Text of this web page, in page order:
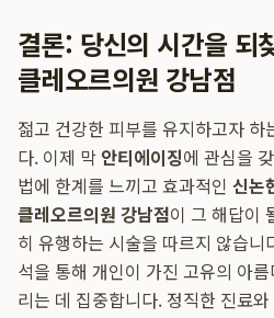
결론: 당신의 시간을 되
클레오르의원 강남점
젊고 건강한 피부를 유지하고자 하
다. 이제 막 안티에이징에 관심을
법에 한계를 느끼고 효과적인 신논
클레오르의원 강남점이 그 해답이
히 유행하는 시술을 따르지 않습
석을 통해 개인이 가진 고유의 아
리는 데 집중합니다. 정직한 진료